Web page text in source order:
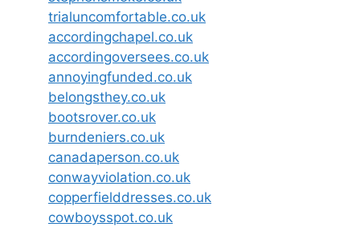
trialuncomfortable.co.uk
accordingchapel.co.uk
accordingoversees.co.uk
annoyingfunded.co.uk
belongsthey.co.uk
bootsrover.co.uk
burndeniers.co.uk
canadaperson.co.uk
conwayviolation.co.uk
copperfielddresses.co.uk
cowboysspot.co.uk